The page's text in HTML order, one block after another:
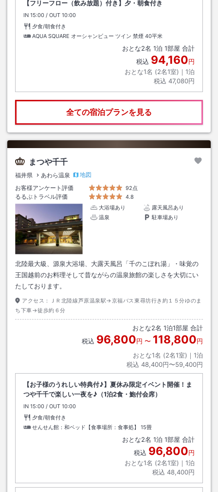
【フリーフロー（飲み放題）付き】夕・朝食付き
IN チェックイン
15:00 / OUT チェックアウト
10:00
夕食/朝食付き
AQUA SQUARE オーシャンビュー ツイン 禁煙 40平米
おとな2名 1泊 1部屋 合計
税込 94,160円
おとな1名 (2名1室)｜ 1泊
税込 47,080円
全ての宿泊プランを見る
まつや千千
福井県 あわら温泉
地図
お客様アンケート評価
92点
るるぶトラベル評価
4.8
大浴場あり
露天風呂あり
温泉
駐車場あり
北陸最大級、源泉大浴場、大露天風呂「千のこぼれ湯」・味覚の
王国越前のお料理そして昔ながらの温泉旅館の楽しさを大切にい
たしております。
アクセス：
ＪＲ北陸線芦原温泉駅→京福バス東尋坊行き約１５分ゆのま
ち下車→徒歩約６分
おとな2名 1泊1部屋 合計
税込 96,800円 〜 118,800円
おとな1名 (2名1室)｜ 1泊
税込 48,400円〜59,400円
【お子様のうれしい特典付♪】夏休み限定イベント開催！ま
つや千千で楽しい一夜を♪（1泊2食・鮑付会席）
IN チェックイン
15:00 / OUT チェックアウト
10:00
夕食/朝食付き
せんせん館：和ベッド【食事場所：食事処】
15畳
おとな2名 1泊 1部屋 合計
税込 96,800円
おとな1名 (2名1室)｜ 1泊
税込 48,400円